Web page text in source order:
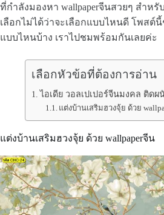
ที่กำลังมองหา wallpaperจีนสวยๆ สำห
เลือกไม่ได้ว่าจะเลือกแบบไหนดี โพสต์
แบบไหนบ้าง เราไปชมพร้อมกันเลยค่ะ
เลือกหัวข้อที่ต้องการอ่าน
ไอเดีย วอลเปเปอร์จีนมงคล ติดผ
แต่งบ้านเสริมฮวงจุ้ย ด้วย
แต่งบ้านเสริมฮวงจุ้ย ด้วย wallpaperจีน